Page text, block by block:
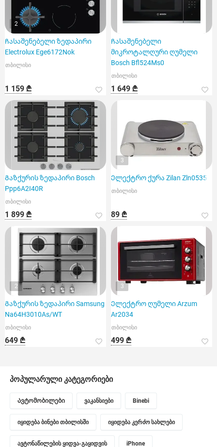
2
Ჩასაშენებელი ზედაპირი
Electrolux Ege6172Nok
თბილისი
1 159 ₾
Ჩასაშენებელი
მიკროტალღური ღუმელი
Bosch Bfl524Ms0
თბილისი
1 649 ₾
Გაზქურის ზედაპირი Bosch
Ppp6A2I40R
თბილისი
1 899 ₾
3
Ელექტრო ქურა Zilan Zln0535
თბილისი
89 ₾
2
Გაზქურის ზედაპირი Samsung
Na64H3010As/WT
თბილისი
649 ₾
3
Ელექტრო ღუმელი Arzum
Ar2034
თბილისი
499 ₾
პოპულარული კატეგორიები
Ავტომობილები ვაკანსიები Binebi
იყიდება ბინები თბილისში იყიდება კერძო სახლები
ავტონაწილების ყიდვა-გაყიდვის iPhone